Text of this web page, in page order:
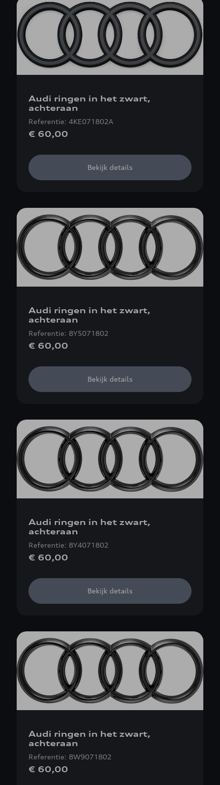
Audi ringen in het zwart,
achteraan
Referentie: 4KE071802A
€ 60,00
Bekijk details
Audi ringen in het zwart,
achteraan
Referentie: 8Y5071802
€ 60,00
Bekijk details
Audi ringen in het zwart,
achteraan
Referentie: 8Y4071802
€ 60,00
Bekijk details
Audi ringen in het zwart,
achteraan
Referentie: 8W9071802
€ 60,00